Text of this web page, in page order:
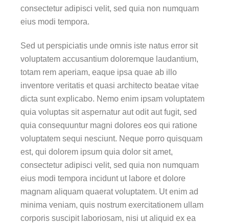
consectetur adipisci velit, sed quia non numquam
eius modi tempora.
Sed ut perspiciatis unde omnis iste natus error sit
voluptatem accusantium doloremque laudantium,
totam rem aperiam, eaque ipsa quae ab illo
inventore veritatis et quasi architecto beatae vitae
dicta sunt explicabo. Nemo enim ipsam voluptatem
quia voluptas sit aspernatur aut odit aut fugit, sed
quia consequuntur magni dolores eos qui ratione
voluptatem sequi nesciunt. Neque porro quisquam
est, qui dolorem ipsum quia dolor sit amet,
consectetur adipisci velit, sed quia non numquam
eius modi tempora incidunt ut labore et dolore
magnam aliquam quaerat voluptatem. Ut enim ad
minima veniam, quis nostrum exercitationem ullam
corporis suscipit laboriosam, nisi ut aliquid ex ea